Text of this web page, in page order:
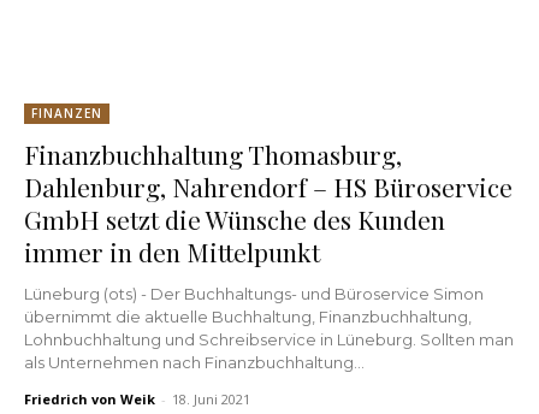
FINANZEN
Finanzbuchhaltung Thomasburg,
Dahlenburg, Nahrendorf – HS Büroservice
GmbH setzt die Wünsche des Kunden
immer in den Mittelpunkt
Lüneburg (ots) - Der Buchhaltungs- und Büroservice Simon
übernimmt die aktuelle Buchhaltung, Finanzbuchhaltung,
Lohnbuchhaltung und Schreibservice in Lüneburg. Sollten man
als Unternehmen nach Finanzbuchhaltung...
Friedrich von Weik - 18. Juni 2021